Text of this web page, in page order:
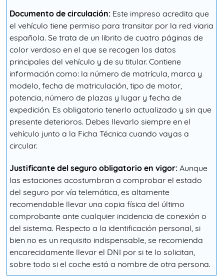
Documento de circulación: Este impreso acredita que
el vehículo tiene permiso para transitar por la red viaria
española. Se trata de un librito de cuatro páginas de
color verdoso en el que se recogen los datos
principales del vehículo y de su titular. Contiene
información como: la número de matrícula, marca y
modelo, fecha de matriculación, tipo de motor,
potencia, número de plazas y lugar y fecha de
expedición. Es obligatorio tenerlo actualizado y sin que
presente deterioros. Debes llevarlo siempre en el
vehículo junto a la Ficha Técnica cuando vayas a
circular.
Justificante del seguro obligatorio en vigor: Aunque
las estaciones acostumbran a comprobar el estado
del seguro por vía telemática, es altamente
recomendable llevar una copia física del último
comprobante ante cualquier incidencia de conexión o
del sistema. Respecto a la identificación personal, si
bien no es un requisito indispensable, se recomienda
encarecidamente llevar el DNI por si te lo solicitan,
sobre todo si el coche está a nombre de otra persona.